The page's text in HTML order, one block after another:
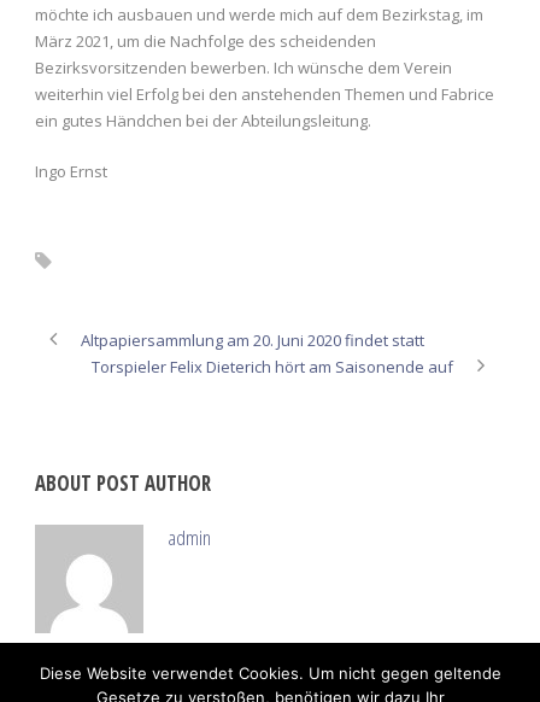
möchte ich ausbauen und werde mich auf dem Bezirkstag, im
März 2021, um die Nachfolge des scheidenden
Bezirksvorsitzenden bewerben. Ich wünsche dem Verein
weiterhin viel Erfolg bei den anstehenden Themen und Fabrice
ein gutes Händchen bei der Abteilungsleitung.
Ingo Ernst
Altpapiersammlung am 20. Juni 2020 findet statt
Torspieler Felix Dieterich hört am Saisonende auf
ABOUT POST AUTHOR
admin
Diese Website verwendet Cookies. Um nicht gegen geltende
Gesetze zu verstoßen, benötigen wir dazu Ihr